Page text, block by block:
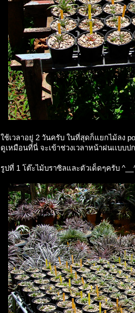
ใช้เวลาอยู่ 2 วันครับ ในที่สุดก็แยกไม้ลง
ดูเหมือนที่นี่ จะเข้าช่วงเวลาหน้าฝนเเบ
รูปที่ 1 โต๊ะไม้บราซิลและตัวเด็ดๆครับ